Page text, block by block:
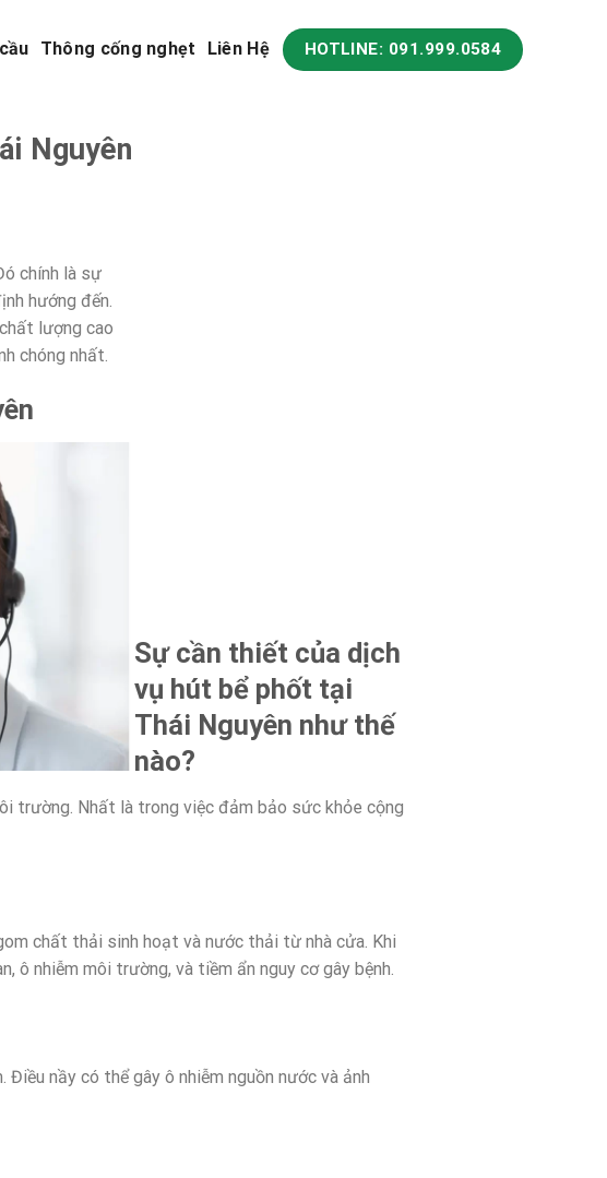
Thông cống nghẹt Liên Hệ HOTLINE: 091.999.0584
Nguyên
chính là sự
hướng đến.
lượng cao
chóng nhất.
Sự cần thiết của dịch
vụ hút bể phốt tại
Thái Nguyên như thế
nào?
trường. Nhất là trong việc đảm bảo sức khỏe cộng
chất thải sinh hoạt và nước thải từ nhà cửa. Khi
ô nhiễm môi trường, và tiềm ẩn nguy cơ gây bệnh.
nầy có thể gây ô nhiễm nguồn nước và ảnh